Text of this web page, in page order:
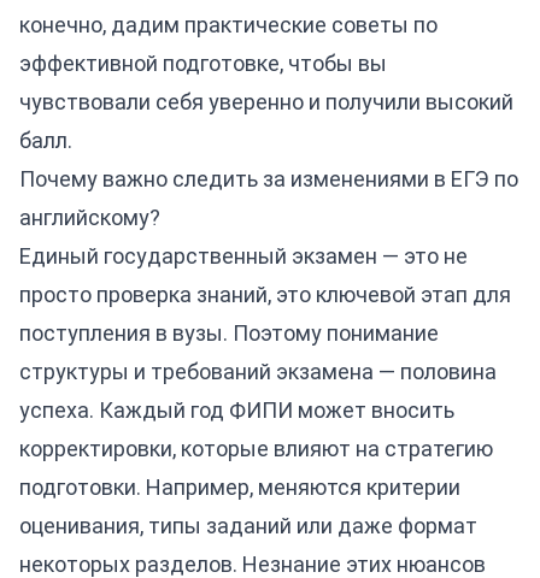
конечно, дадим практические советы по
эффективной подготовке, чтобы вы
чувствовали себя уверенно и получили высокий
балл.
Почему важно следить за изменениями в ЕГЭ по
английскому?
Единый государственный экзамен — это не
просто проверка знаний, это ключевой этап для
поступления в вузы. Поэтому понимание
структуры и требований экзамена — половина
успеха. Каждый год ФИПИ может вносить
корректировки, которые влияют на стратегию
подготовки. Например, меняются критерии
оценивания, типы заданий или даже формат
некоторых разделов. Незнание этих нюансов